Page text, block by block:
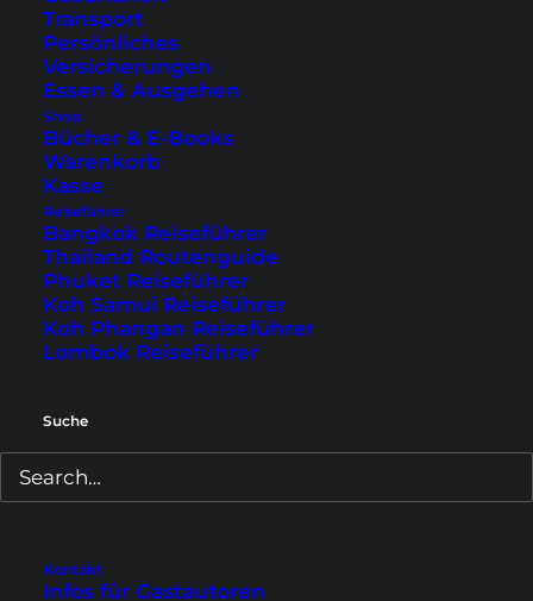
Transport
Persönliches
Versicherungen
Essen & Ausgehen
Shop
Bücher & E-Books
Warenkorb
Kasse
Reiseführer
Bangkok Reiseführer
Thailand Routenguide
Phuket Reiseführer
Koh Samui Reiseführer
Koh Phangan Reiseführer
Lombok Reiseführer
Suche
Kontakt
Infos für Gastautoren
Ausflugsziel
beeindruckt vor allem mit seiner riesigen
goldenen Buddha-Statue auf der Spitze. Dafür
musst du jedoch 1237 Treppenstufen hinter dich
bringen, die schon manchem Besucher den
Schweiß auf die Stirn getrieben haben.
herrliche Aussicht auf Krabi Town